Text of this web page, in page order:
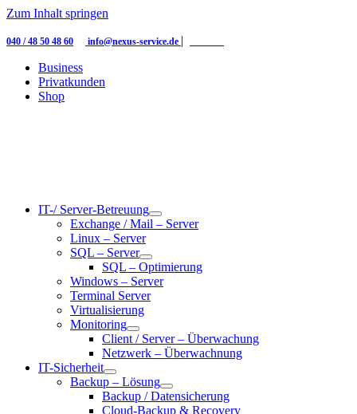
Zum Inhalt springen
040 / 48 50 48 60 info@nexus-service.de |
Business
Privatkunden
Shop
IT-/ Server-Betreuung
Exchange / Mail – Server
Linux – Server
SQL – Server
SQL – Optimierung
Windows – Server
Terminal Server
Virtualisierung
Monitoring
Client / Server – Überwachung
Netzwerk – Überwachnung
IT-Sicherheit
Backup – Lösung
Backup / Datensicherung
Cloud-Backup & Recovery